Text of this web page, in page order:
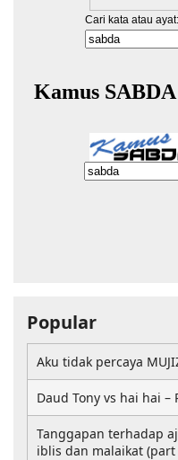
Popular
Aku tidak percaya
Daud Tony vs hai hai
Tanggapan terhadap
iblis dan malaikat (part